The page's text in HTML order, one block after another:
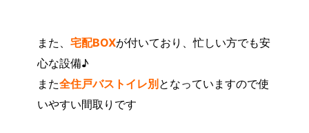
また、 宅配BOXが付いており、忙しい方でも安
心な設備♪
また全住戸バストイレ別 となっていますので使
いやすい間取りです